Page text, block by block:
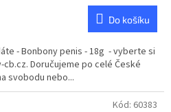
Do košíku
- Bonbony penis - 18g - vyberte si
Doručujeme po celé České
svobodu nebo...
Kód: 60383